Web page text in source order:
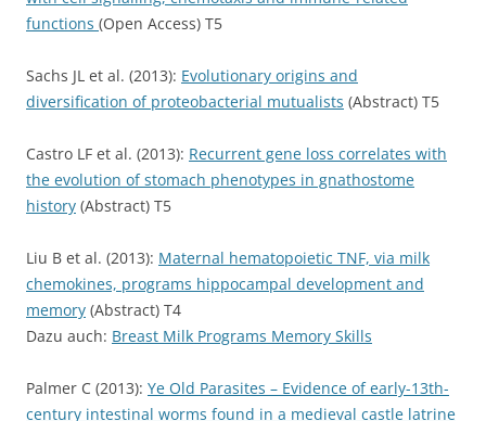
functions (Open Access) T5
Sachs JL et al. (2013): Evolutionary origins and
diversification of proteobacterial mutualists (Abstract) T5
Castro LF et al. (2013): Recurrent gene loss correlates with
the evolution of stomach phenotypes in gnathostome
history (Abstract) T5
Liu B et al. (2013): Maternal hematopoietic TNF, via milk
chemokines, programs hippocampal development and
memory (Abstract) T4
Dazu auch: Breast Milk Programs Memory Skills
Palmer C (2013): Ye Old Parasites – Evidence of early-13th-
century intestinal worms found in a medieval castle latrine